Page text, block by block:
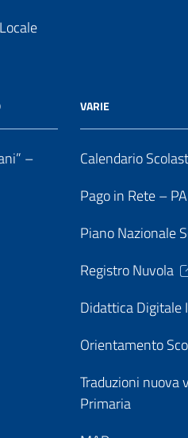
–
VARIE
Calendario
Pago in Rete – PA
Piano Nazionale
Registro Nuvola
Didattica Digitale
Orientamento
Traduzioni nuova
Primaria